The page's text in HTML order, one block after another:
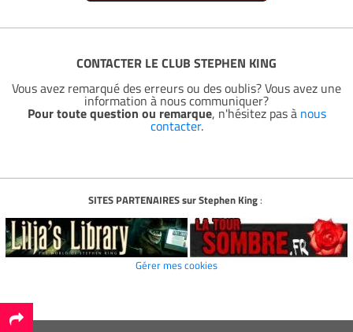
CONTACTER LE CLUB STEPHEN KING
Vous avez remarqué des erreurs ou des oublis? Vous avez une
information à nous communiquer?
Pour toute question ou remarque, n'hésitez pas à nous
contacter.
SITES PARTENAIRES sur Stephen King:
Gérer mes cookies